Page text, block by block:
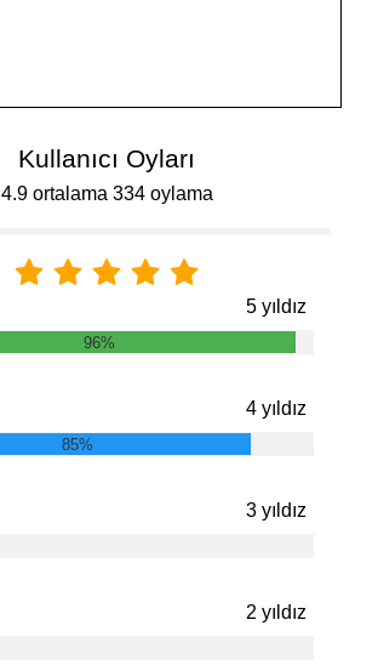
Kullanıcı Oyları
4.9 ortalama 334 oylama
5 yıldız
96%
4 yıldız
85%
3 yıldız
2 yıldız